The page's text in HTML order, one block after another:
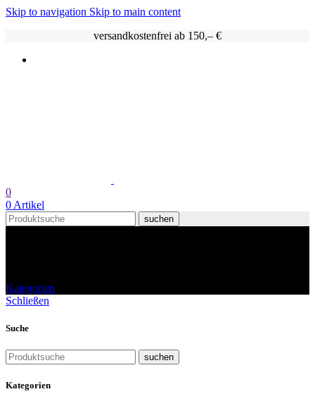
Skip to navigation Skip to main content
versandkostenfrei ab 150,– €
0
0 Artikel
suchen
Kategorien
Schließen
Suche
suchen
Kategorien